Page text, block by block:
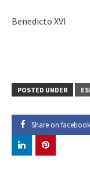
Benedicto XVI
POSTED UNDER
Share on facebook